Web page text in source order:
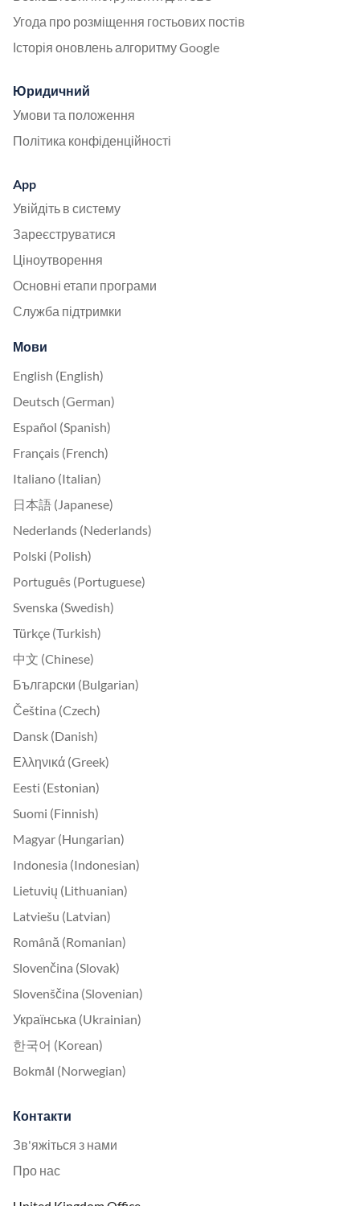
Угода про розміщення гостьових постів
Історія оновлень алгоритму Google
Юридичний
Умови та положення
Політика конфіденційності
App
Увійдіть в систему
Зареєструватися
Ціноутворення
Основні етапи програми
Служба підтримки
Мови
English (English)
Deutsch (German)
Español (Spanish)
Français (French)
Italiano (Italian)
日本語 (Japanese)
Nederlands (Nederlands)
Polski (Polish)
Português (Portuguese)
Svenska (Swedish)
Türkçe (Turkish)
中文 (Chinese)
Български (Bulgarian)
Čeština (Czech)
Dansk (Danish)
Ελληνικά (Greek)
Eesti (Estonian)
Suomi (Finnish)
Magyar (Hungarian)
Indonesia (Indonesian)
Lietuvių (Lithuanian)
Latviešu (Latvian)
Română (Romanian)
Slovenčina (Slovak)
Slovenščina (Slovenian)
Українська (Ukrainian)
한국어 (Korean)
Bokmål (Norwegian)
Контакти
Зв'яжіться з нами
Про нас